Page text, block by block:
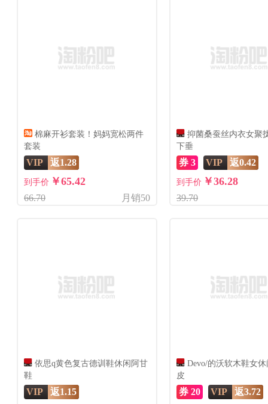
棉麻开衫套装！妈妈宽松两件
套装
VIP 返1.28
到手价 ￥65.42
66.70 月销50
抑菌桑蚕丝内衣女聚
下垂
券 3 VIP 返0.42
到手价 ￥36.28
39.70
依思q黄色复古德训鞋休闲阿甘
鞋
VIP 返1.15
Devo/的沃软木鞋女
皮
券 20 VIP 返3.72